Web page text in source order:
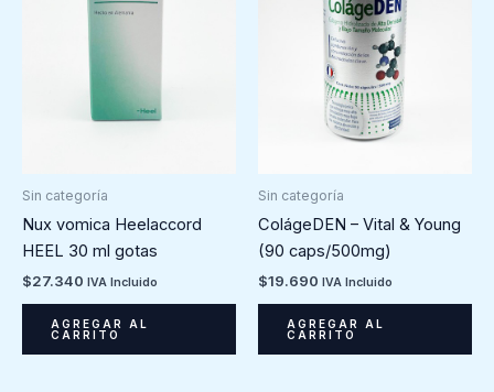
Sin categoría
Nux vomica Heelaccord
HEEL 30 ml gotas
$27.340 IVA Incluido
AGREGAR AL
CARRITO
Sin categoría
ColágeDEN – Vital & Young
(90 caps/500mg)
$19.690 IVA Incluido
AGREGAR AL
CARRITO